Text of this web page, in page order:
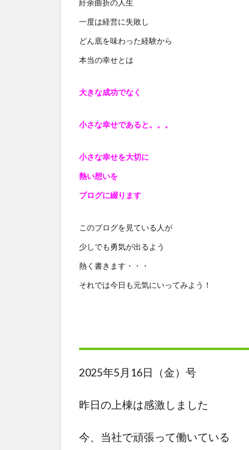
紆余曲折の人生
一度は経営に失敗し
どん底を味わった経験から
本当の幸せとは
大きな成功でなく
小さな幸せであると。。。
小さな幸せを大切に
熱い想いを
ブログに綴ります
このブログを見ている人が
少しでも勇気が出るよう
熱く書きます・・・
それでは今日も元気にいってみよう！
2025年5月16日（金）号
昨日の上棟は感激しました
今、当社で頑張って働いている